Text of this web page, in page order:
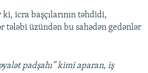
icra başçılarının təhdidi,
tələbi üzündən bu sahədən gedənlər
padşahı” kimi aparan, iş